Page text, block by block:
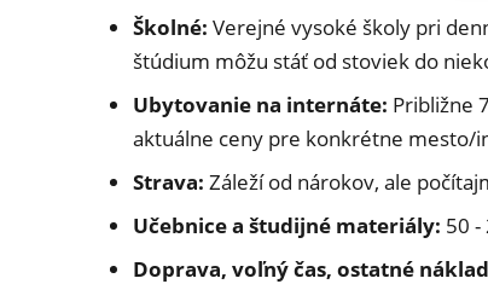
Školné: Verejné vysoké školy pri
štúdium môžu stáť od stoviek do
Ubytovanie na internáte: Približne
aktuálne ceny pre konkrétne mesto/
Strava: Záleží od nárokov, ale
Učebnice a študijné materiály: 50
Doprava, voľný čas, ostatné